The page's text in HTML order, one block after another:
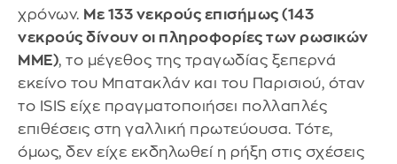
χρόνων. Με 133 νεκρούς επισήμως (143
νεκρούς δίνουν οι πληροφορίες των ρωσικών
ΜΜΕ), το μέγεθος της τραγωδίας ξεπερνά
εκείνο του Μπατακλάν και του Παρισιού, όταν
το ISIS είχε πραγματοποιήσει πολλαπλές
επιθέσεις στη γαλλική πρωτεύουσα. Τότε,
όμως, δεν είχε εκδηλωθεί η ρήξη στις σχέσεις